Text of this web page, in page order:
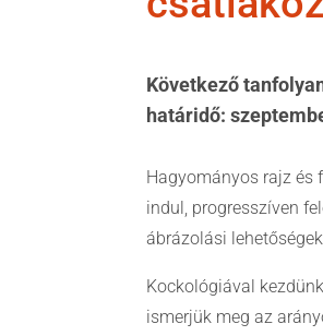
Következő
határidő:
Hagyományos rajz és
indul, progresszíven
ábrázolási
Kockológiával
ismerjük meg az